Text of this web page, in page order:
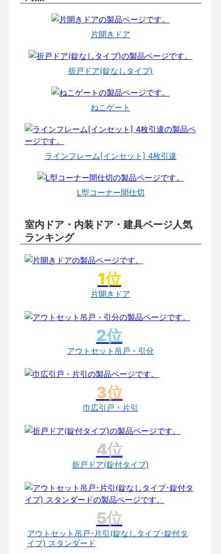
片開きドア
折戸ドア(錠なしタイプ)
ねこゲート
ラインフレーム[インセット] 4枚引違
L型コーナー間仕切
室内ドア・内装ドア・建具ページ人気
ランキング
片開きドア
アウトセット吊戸・引分
巾広引戸・片引
折戸ドア(錠付タイプ)
アウトセット吊戸･片引(錠なしタイプ･錠付タ
イプ) スタンダード